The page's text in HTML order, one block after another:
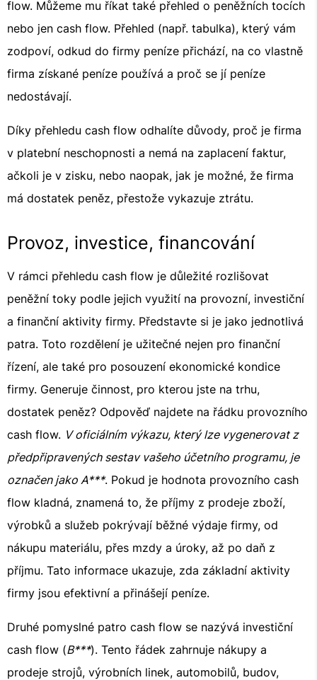
flow. Můžeme mu říkat také přehled o peněžních tocích
nebo jen cash flow. Přehled (např. tabulka), který vám
zodpoví, odkud do firmy peníze přichází, na co vlastně
firma získané peníze používá a proč se jí peníze
nedostávají.
Díky přehledu cash flow odhalíte důvody, proč je firma
v platební neschopnosti a nemá na zaplacení faktur,
ačkoli je v zisku, nebo naopak, jak je možné, že firma
má dostatek peněz, přestože vykazuje ztrátu.
Provoz, investice, financování
V rámci přehledu cash flow je důležité rozlišovat
peněžní toky podle jejich využití na provozní, investiční
a finanční aktivity firmy. Představte si je jako jednotlivá
patra. Toto rozdělení je užitečné nejen pro finanční
řízení, ale také pro posouzení ekonomické kondice
firmy. Generuje činnost, pro kterou jste na trhu,
dostatek peněz? Odpověď najdete na řádku provozního
cash flow. V oficiálním výkazu, který lze vygenerovat z
předpřipravených sestav vašeho účetního programu, je
označen jako A***. Pokud je hodnota provozního cash
flow kladná, znamená to, že příjmy z prodeje zboží,
výrobků a služeb pokrývají běžné výdaje firmy, od
nákupu materiálu, přes mzdy a úroky, až po daň z
příjmu. Tato informace ukazuje, zda základní aktivity
firmy jsou efektivní a přinášejí peníze.
Druhé pomyslné patro cash flow se nazývá investiční
cash flow (B***). Tento řádek zahrnuje nákupy a
prodeje strojů, výrobních linek, automobilů, budov,